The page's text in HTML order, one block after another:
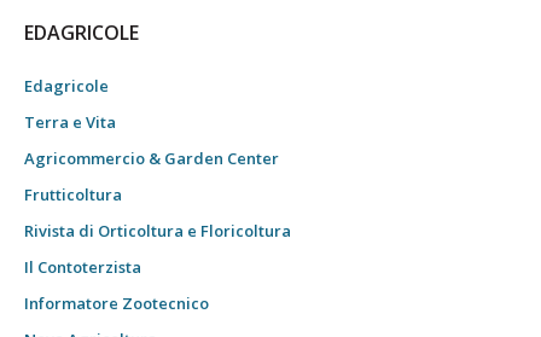
EDAGRICOLE
Edagricole
Terra e Vita
Agricommercio & Garden Center
Frutticoltura
Rivista di Orticoltura e Floricoltura
Il Contoterzista
Informatore Zootecnico